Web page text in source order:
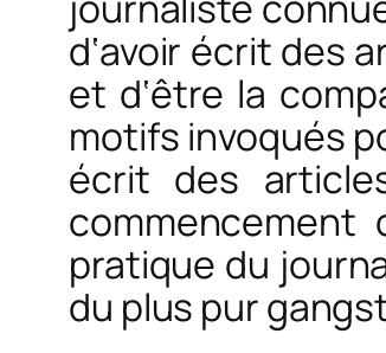
d‘avoir écrit des
et d‘être la
motifs invoqués
écrit des
commencement
pratique du
du plus pur